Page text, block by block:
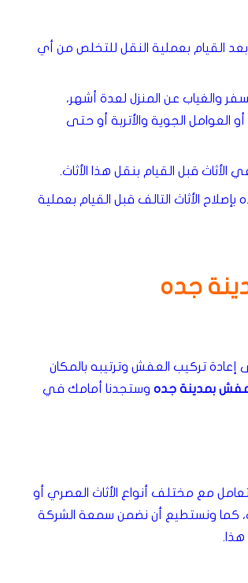
بعد القيام بعملية النقل للتخلص من أي
والغياب عن المنزل لعدة أشهر،
الجوية والأتربة أو حتى
قبل القيام بنقل هذا الأثاث.
الأثاث التالف قبل القيام بعملية
جده
إعادة تركيب العفش وترتيبه بالمكان
عفش بمدينة جده وستجدنا أمامك في
مع مختلف أنواع الأثاث العصري أو
كما ونستطيع أن نضمن سمعة الشركة
هذا.